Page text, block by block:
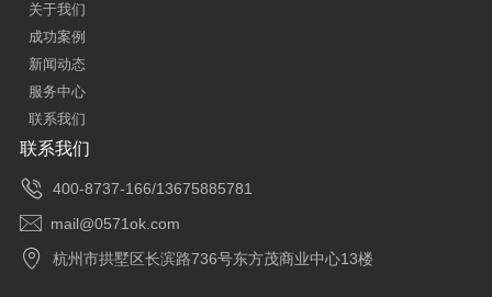
关于我们
成功案例
新闻动态
服务中心
联系我们
联系我们
 400-8737-166/13675885781
 mail@0571ok.com
 杭州市拱墅区长滨路736号东方茂商业中心13楼